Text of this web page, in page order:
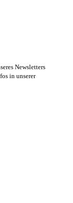
Newsletters
in unserer